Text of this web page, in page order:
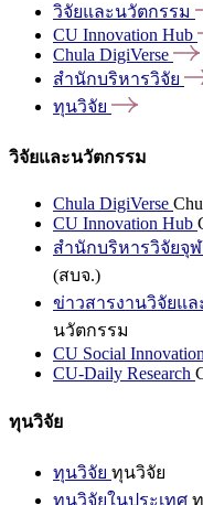
วิจัยและนวัตกรรม
CU Innovation Hub
Chula DigiVerse
สำนักบริหารวิจัย
ทุนวิจัย
วิจัยและนวัตกรรม
Chula DigiVerse
CU Innovation Hub
สำนักบริหารวิจัยจุ
(สบจ.)
ข่าวสารงานวิจัยแ
นวัตกรรม
CU Social
CU-Daily Research
ทุนวิจัย
ทุนวิจัย ทุนวิจัย
ทุนวิจัยในประเทศ